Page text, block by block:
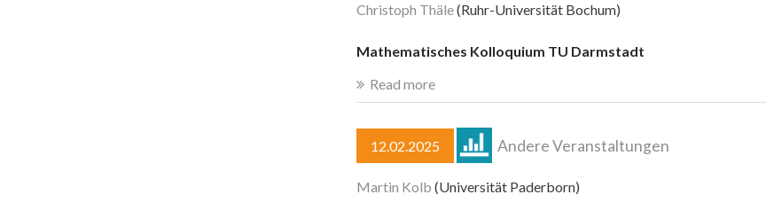
Christoph Thäle(Ruhr-Universität Bochum)
Mathematisches Kolloquium TU Darmstadt
Read more
12.02.2025 Andere Veranstaltungen
Martin Kolb (Universität Paderborn)